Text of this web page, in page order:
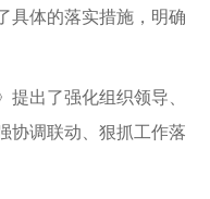
具体的落实措施，明确
出了强化组织领导、
协调联动、狠抓工作落